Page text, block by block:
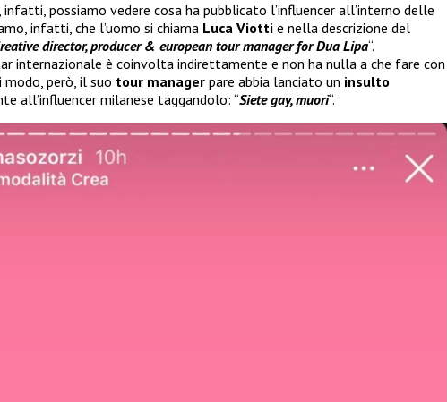
possiamo vedere cosa ha pubblicato l’influencer all’interno delle
infatti, che l’uomo si chiama Luca Viotti e nella descrizione del
director, producer & european tour manager for Dua Lipa“.
internazionale è coinvolta indirettamente e non ha nulla a che fare con
però, il suo tour manager pare abbia lanciato un insulto
all’influencer milanese taggandolo: “Siete gay, muori“.